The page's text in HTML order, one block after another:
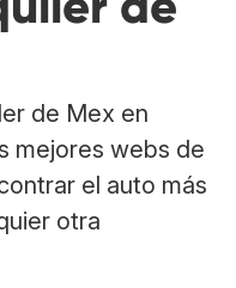
de Mex en
mejores webs de
el auto más
otra